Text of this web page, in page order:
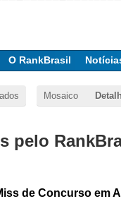
O RankBrasil
Mosaico
pelo
de Concurso em